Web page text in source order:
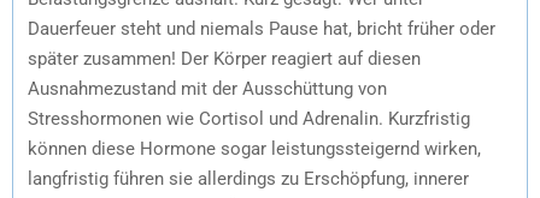
Dauerfeuer steht und niemals Pause hat, bricht früher oder
später zusammen! Der Körper reagiert auf diesen
Ausnahmezustand mit der Ausschüttung von
Stresshormonen wie Cortisol und Adrenalin. Kurzfristig
können diese Hormone sogar leistungssteigernd wirken,
langfristig führen sie allerdings zu Erschöpfung, innerer